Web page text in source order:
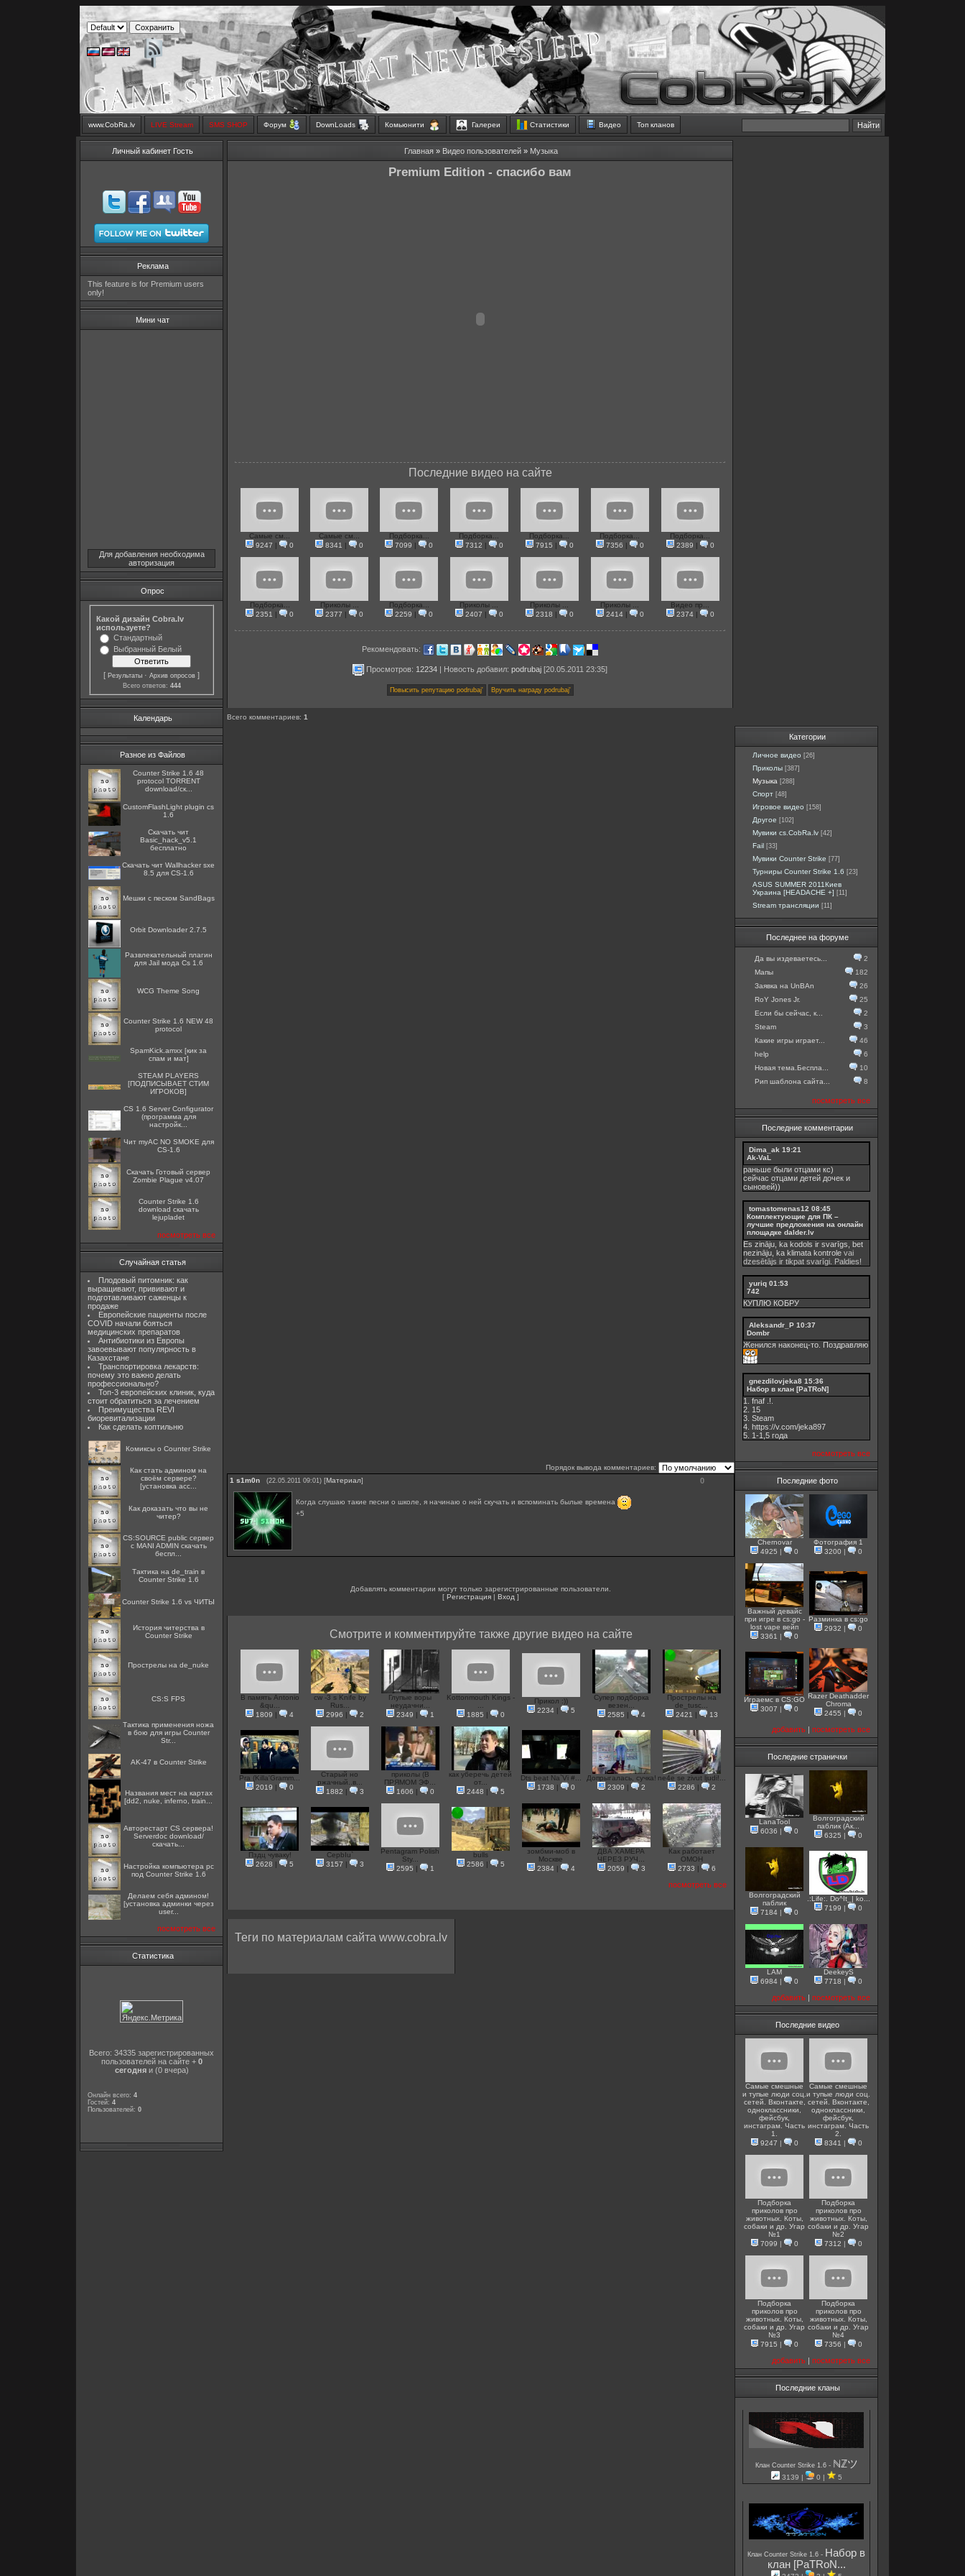
www.CobRa.lv LIVE Stream SMS SHOP Форум DownLoads Комьюнити Галереи Статистики Видео Топ кланов
Личный кабинет Гость
Реклама
This feature is for Premium users
only!
Мини чат
Для добавления необходима
авторизация
Опрос
Какой дизайн Cobra.lv
используете?
Стандартный
Выбранный Белый
[ Результаты · Архив опросов ]
Всего ответов: 444
Календарь
Разное из Файлов
Counter Strike 1.6 48
protocol TORRENT
download/ск...
CustomFlashLight plugin cs
1.6
Скачать чит
Basic_hack_v5.1
бесплатно
Скачать чит Wallhacker sxe
8.5 для CS-1.6
Мешки с песком SandBags
Orbit Downloader 2.7.5
Развлекательный плагин
для Jail мода Cs 1.6
WCG Theme Song
Counter Strike 1.6 NEW 48
protocol
SpamKick.amxx [кик за
спам и мат]
STEAM PLAYERS
[ПОДПИСЫВАЕТ СТИМ
ИГРОКОВ]
CS 1.6 Server Configurator
(программа для
настройк...
Чит myAC NO SMOKE для
CS-1.6
Скачать Готовый сервер
Zombie Plague v4.07
Counter Strike 1.6
download скачать
lejupladet
посмотреть все
Случайная статья
Плодовый питомник: как
выращивают, прививают и
подготавливают саженцы к
продаже
Европейские пациенты после
COVID начали бояться
медицинских препаратов
Антибиотики из Европы
завоевывают популярность в
Казахстане
Транспортировка лекарств:
почему это важно делать
профессионально?
Топ-3 европейских клиник, куда
стоит обратиться за лечением
Преимущества REVI
биоревитализации
Как сделать коптильню
Комиксы о Counter Strike
Как стать админом на
своём сервере?
[установка acc...
Как доказать что вы не
читер?
CS:SOURCE public сервер
с MANI ADMIN скачать
беспл...
Тактика на de_train в
Counter Strike 1.6
Counter Strike 1.6 vs ЧИТЫ
История читерства в
Counter Strike
Прострелы на de_nuke
CS:S FPS
Тактика применения ножа
в бою для игры Counter
Str...
AK-47 в Counter Strike
Названия мест на картах
[dd2, nuke, inferno, train...
Авторестарт CS сервера!
Serverdoc download/
скачать...
Настройка компьютера pc
под Counter Strike 1.6
Делаем себя админом!
[установка админки через
user...
посмотреть все
Статистика
Всего: 34335 зарегистрированных
пользователей на сайте + 0
сегодняи (0 вчера)
Онлайн всего: 4
Гостей: 4
Пользователей: 0
Главная » Видео пользователей » Музыка
Premium Edition - спасибо вам
Последние видео на сайте
Самые см...
9247 | 0
Самые см...
8341 | 0
Подборка...
7099 | 0
Подборка...
7312 | 0
Подборка...
7915 | 0
Подборка...
7356 | 0
Подборка...
2389 | 0
Подборка...
2351 | 0
Приколы ...
2377 | 0
Подборка...
2259 | 0
Приколы ...
2407 | 0
Приколы ...
2318 | 0
Приколы ...
2414| 0
Видео пр...
2374| 0
Рекомендовать:
Просмотров: 12234 | Новость добавил: podrubaj [20.05.2011 23:35]
Всего комментариев: 1
Порядок вывода комментариев:
0
1 s1m0n (22.05.2011 09:01) [Материал]
Когда слушаю такие песни о школе, я начинаю о ней скучать и вспоминать былые времена
+5
Добавлять комментарии могут только зарегистрированные пользователи.
[ Регистрация | Вход ]
Смотрите и комментируйте также другие видео на сайте
В память Antonio
&qu...
1809 | 4
cw -3 s Knife by
Rus...
2996 | 2
Глупые воры
неудачни...
2349 | 1
Kottonmouth Kings -
1885 | 0
Прикол :))
2234| 5
Супер подборка
везен...
2585 | 4
Прострелы на
de_tusc...
2421 | 13
Pra (Killa'Gramm...
2019 | 0
Старый но
ржачный..в...
1882 | 3
приколы (В
ПРЯМОМ ЭФ...
1606 | 0
как уберечь детей
от...
2448 | 5
Dts beat Na`Vi #...
1738 | 0
Допрыгалась, сучка!
2309 | 2
ne4e se zivut ljudi!...
2286 | 2
Пздц чуваку!
2628 | 5
CepbIu`
3157 | 3
Pentagram Polish
Sty...
2595 | 1
bulls
2586 | 5
зомбми-моб в
Москве
2384| 4
ДВА ХАМЕРА
ЧЕРЕЗ РУЧ...
2059 | 3
Как работает
ОМОН
2733 | 6
посмотреть все
Теги по материалам сайта www.cobra.lv
Категории
Личное видео [26]
Приколы [387]
Музыка [288]
Спорт [48]
Игровое видео [158]
Другое [102]
Мувики cs.CobRa.lv [42]
Fail [33]
Мувики Counter Strike [77]
Турниры Counter Strike 1.6 [23]
ASUS SUMMER 2011Киев
Украина [HEADACHE +] [11]
Stream трансляции [11]
Последнее на форуме
Да вы издеваетесь...
2
Мапы
182
Заявка на UnBAn
26
RoY Jones Jr.
25
Если бы сейчас, к...
2
Steam
3
Какие игры играет...
46
help
6
Новая тема.Беспла...
10
Рип шаблона сайта...
8
посмотреть все
Последние комментарии
Dima_ak 19:21
Ak-VaL
раньше были отцами кс)
сейчас отцами детей дочек и
сыновей))
tomastomenas12 08:45
Комплектующие для ПК –
лучшие предложения на онлайн
площадке dalder.lv
Es zināju, ka kodols ir svarīgs, bet
nezināju, ka klimata kontrole vai
dzesētājs ir tikpat svarīgi. Paldies!
yuriq 01:53
742
КУПЛЮ КОБРУ
Aleksandr_P 10:37
Dombr
Женился наконец-то. Поздравляю
gnezdilovjeka8 15:36
Набор в клан [PaTRoN]
1. fnaf .!.
2. 15
3. Steam
4. https://v.com/jeka897
5. 1-1,5 годa
посмотреть все
Последние фото
Chernovar
4925 | 0
Фотография 1
3200 | 0
Важный девайс
при игре в cs:go -
lost vape вейп
3361 | 0
Разминка в cs:go
2932 | 0
Играемс в CS:GO
3007 | 0
Razer Deathadder
Chroma
2455 | 0
добавить | посмотреть все
Последние странички
LanaTool
6036 | 0
Волгоградский
паблик (Ак...
6325 | 0
Волгоградский
паблик
7184 | 0
.:Life:. Do^It_| ko...
7199 | 0
LAM
6984 | 0
DeekeyS
7718 | 0
добавить | посмотреть все
Последние видео
Самые смешные
и тупые люди соц.
сетей. Вконтакте,
одноклассники,
фейсбук,
инстаграм. Часть
1.
9247 | 0
Самые смешные
и тупые люди соц.
сетей. Вконтакте,
одноклассники,
фейсбук,
инстаграм. Часть
2.
8341 | 0
Подборка
приколов про
животных. Коты,
собаки и др. Угар
№1
7099 | 0
Подборка
приколов про
животных. Коты,
собаки и др. Угар
№2
7312 | 0
Подборка
приколов про
животных. Коты,
собаки и др. Угар
№3
7915 | 0
Подборка
приколов про
животных. Коты,
собаки и др. Угар
№4
7356 | 0
добавить | посмотреть все
Последние кланы
Клан Counter Strike 1.6 - ℕℤツ
3139 | 0 | 5
Клан Counter Strike 1.6 - Набор в
клан [PaTRoN...